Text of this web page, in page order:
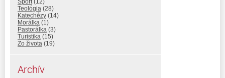
Šport(12)
Teológia (28)
Katechézy (14)
Morálka (1)
Pastorálka (3)
Turistika (15)
Zo života (19)
Archív